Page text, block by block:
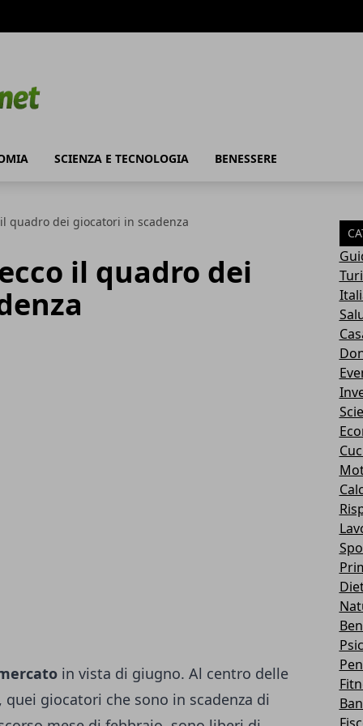
SCIENZA E TECNOLOGIA BENESSERE
quadro dei giocatori in scadenza
il quadro dei
in vista di giugno. Al centro delle
giocatori che sono in scadenza di